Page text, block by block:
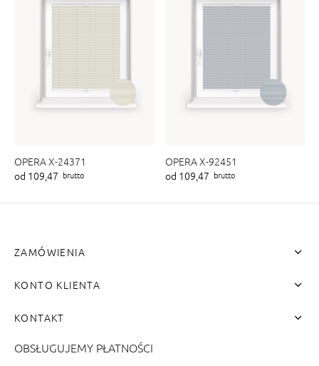
OPERA X-24371
od 109,47 brutto
OPERA X-92451
od 109,47 brutto
ZAMÓWIENIA
KONTO KLIENTA
KONTAKT
OBSŁUGUJEMY PŁATNOŚCI